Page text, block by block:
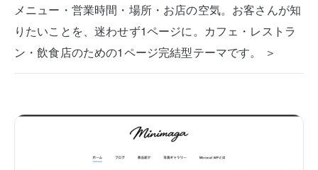
メニュー・営業時間・場所・お店の空気。お客さんが知
りたいことを、迷わせず1ページに。カフェ・レストラ
ン・飲食店のための1ページ完結型テーマです。 ＞